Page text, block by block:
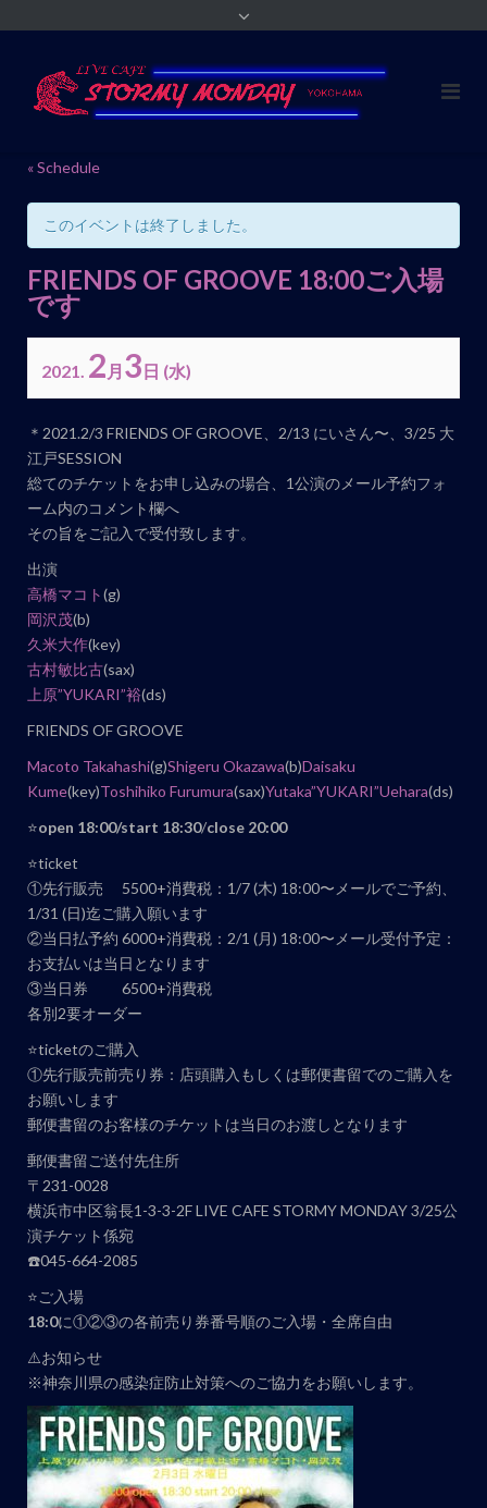
« Schedule
このイベントは終了しました。
FRIENDS OF GROOVE 18:00ご入場
です
2021. 2 月 3日 (水)
イ
ベ
ン
ト
ナ
ビ
ゲ
ー
シ
ョ
ン
＊2021.2/3 FRIENDS OF GROOVE、2/13 にいさん〜、3/25 大
江戸SESSION
総てのチケットをお申し込みの場合、1公演のメール予約フォ
ーム内のコメント欄へ
その旨をご記入で受付致します。
出演
高橋マコト(g)
岡沢茂(b)
久米大作(key)
古村敏比古(sax)
上原”YUKARI”裕(ds)
FRIENDS OF GROOVE
Macoto Takahashi(g)Shigeru Okazawa(b)Daisaku
Kume(key)Toshihiko Furumura(sax)Yutaka”YUKARI”Uehara(ds)
⭐️open 18:00/start 18:30/close 20:00
⭐️ticket
①先行販売 5500+消費税：1/7 (木) 18:00〜メールでご予約、
1/31 (日)迄ご購入願います
②当日払予約 6000+消費税：2/1 (月) 18:00〜メール受付予定：
お支払いは当日となります
③当日券 6500+消費税
各別2要オーダー
⭐️ticketのご購入
①先行販売前売り券：店頭購入もしくは郵便書留でのご購入を
お願いします
郵便書留のお客様のチケットは当日のお渡しとなります
郵便書留ご送付先住所
〒231-0028
横浜市中区翁長1-3-3-2F LIVE CAFE STORMY MONDAY 3/25公
演チケット係宛
☎️045-664-2085
⭐️ご入場
18:0に①②③の各前売り券番号順のご入場・全席自由
⚠️お知らせ
※神奈川県の感染症防止対策へのご協力をお願いします。